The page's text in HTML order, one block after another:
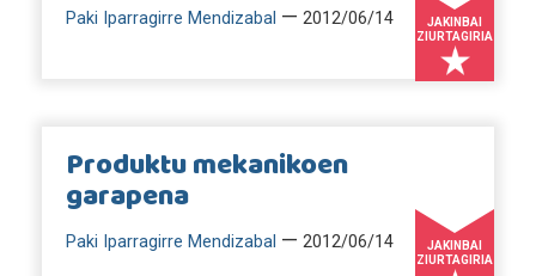
JAKINBAI
ZIURTAGIRIA
Paki Iparragirre Mendizabal — 2012/06/14
JAKINBAI
ZIURTAGIRIA
Produktu mekanikoen
garapena
Paki Iparragirre Mendizabal — 2012/06/14